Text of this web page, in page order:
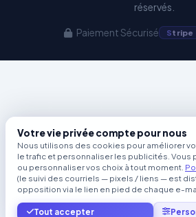
réservés.
Paiement Sécurisé Stripe
Votre vie privée compte pour nous
Nous utilisons des cookies pour améliorer
le trafic et personnaliser les publicités. Vous
ou personnaliser vos choix à tout moment.
(le suivi des courriels — pixels / liens — est
opposition via le lien en pied de chaque e-
Tout accepter